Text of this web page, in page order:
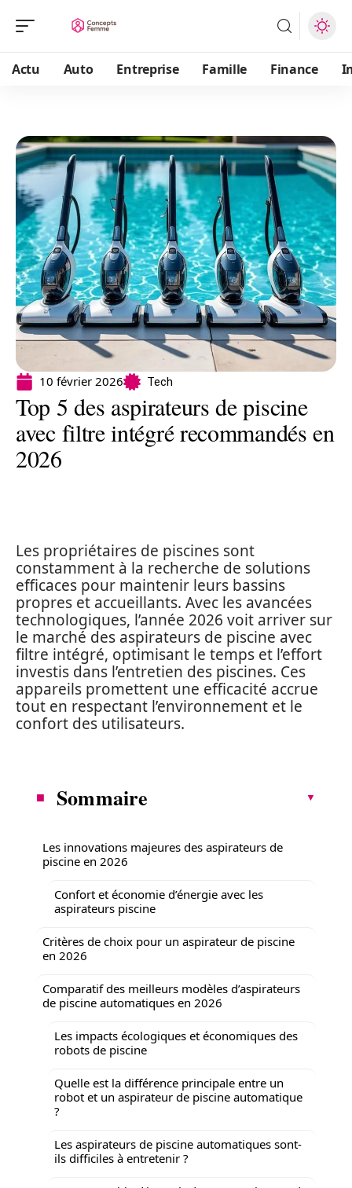
Actu Auto Entreprise Famille Finance
10 février 2026 Tech
Top 5 des aspirateurs de piscine
avec filtre intégré recommandés en
2026
Les propriétaires de piscines sont
constamment à la recherche de solutions
efficaces pour maintenir leurs bassins
propres et accueillants. Avec les avancées
technologiques, l’année 2026 voit arriver sur
le marché des aspirateurs de piscine avec
filtre intégré, optimisant le temps et l’effort
investis dans l’entretien des piscines. Ces
appareils promettent une efficacité accrue
tout en respectant l’environnement et le
confort des utilisateurs.
Sommaire
Les innovations majeures des aspirateurs de
piscine en 2026
Confort et économie d’énergie avec les
aspirateurs piscine
Critères de choix pour un aspirateur de piscine
en 2026
Comparatif des meilleurs modèles d’aspirateurs
de piscine automatiques en 2026
Les impacts écologiques et économiques des
robots de piscine
Quelle est la différence principale entre un
robot et un aspirateur de piscine automatique
?
Les aspirateurs de piscine automatiques sont-
ils difficiles à entretenir ?